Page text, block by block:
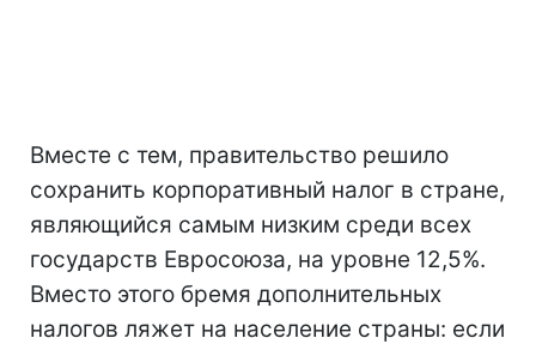
Вместе с тем, правительство решило
сохранить корпоративный налог в стране,
являющийся самым низким среди всех
государств Евросоюза, на уровне 12,5%.
Вместо этого бремя дополнительных
налогов ляжет на население страны: если